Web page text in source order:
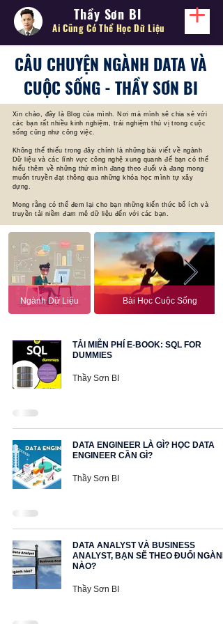
Thầy Sơn BI
Ai Cũng Có Thể Học Dữ Liệu
CÂU CHUYỆN NGÀNH DATA VÀ
CUỘC SỐNG - THẦY SƠN BI
Xin chào, đây là Blog của mình. Nơi mà mình sẽ chia sẻ với
các bạn rất nhiều kinh nghiệm, trải nghiệm thú vị trong cuộc
sống cũng như công việc.
Không thể thiếu trong đây chính là những bài viết về ngành
Dữ liệu và các lĩnh vực công nghệ xung quanh để bạn có thể
hiểu thêm về những thứ mình đang theo đuổi và đang mong
muốn truyền đạt thông qua những khóa học mình tự xây
dựng.
Mong rằng có thể đem lại cho bạn những kiến thức bổ ích và
truyền tải niềm đam mê dữ liệu đến với các bạn.
Ngành Dữ Liệu Bài Học Cuộc Sống
TẢI MIỄN PHÍ E-BOOK: SQL FOR
DUMMIES
Thầy Sơn BI
DATA ENGINEER LÀ GÌ? HỌC DATA
ENGINEER CẦN GÌ?
Thầy Sơn BI
DATA ANALYST VÀ BUSINESS
ANALYST, BẠN SẼ THEO ĐUỔI NGÀNH
NÀO?
Thầy Sơn BI